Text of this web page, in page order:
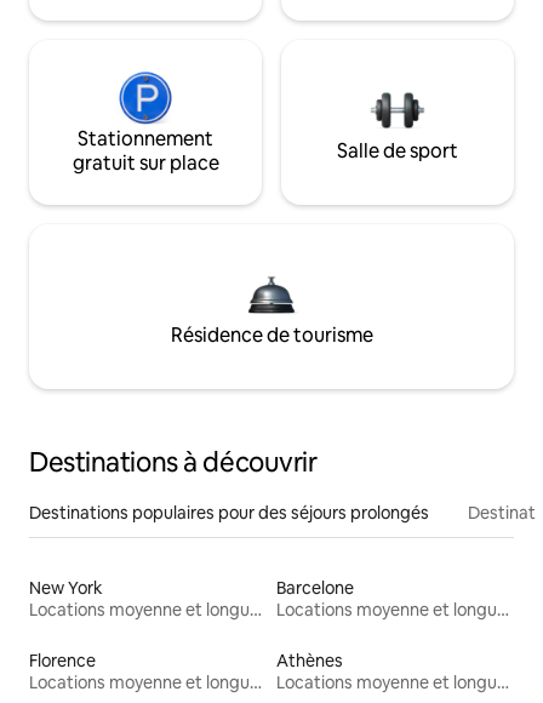
Stationnement
gratuit sur place
Salle de sport
Résidence de tourisme
Destinations à découvrir
Destinations populaires pour des séjours prolongés
New York
Locations moyenne et longue durée
Barcelone
Locations moyenne et longue durée
Florence
Locations moyenne et longue durée
Athènes
Locations moyenne et longue durée